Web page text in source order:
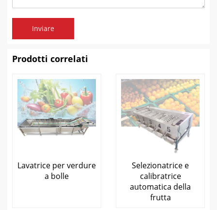
Inviare
Prodotti correlati
Lavatrice per verdure
a bolle
Selezionatrice e
calibratrice
automatica della
frutta